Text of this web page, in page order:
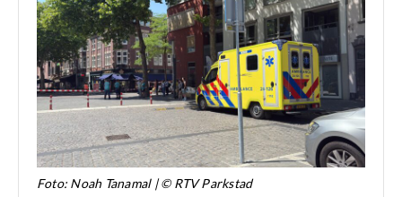
Foto: Noah Tanamal | © RTV Parkstad